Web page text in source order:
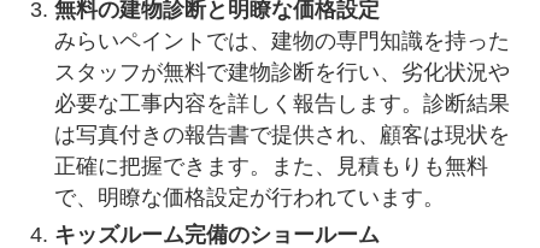
無料の建物診断と明瞭な価格設定
みらいペイントでは、建物の専門知識を持った
スタッフが無料で建物診断を行い、劣化状況や
必要な工事内容を詳しく報告します。診断結果
は写真付きの報告書で提供され、顧客は現状を
正確に把握できます。また、見積もりも無料
で、明瞭な価格設定が行われています。
キッズルーム完備のショールーム